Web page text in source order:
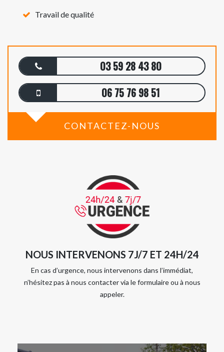
Travail de qualité
03 59 28 43 80
06 75 76 98 51
CONTACTEZ-NOUS
NOUS INTERVENONS 7J/7 ET 24H/24
En cas d’urgence, nous intervenons dans l’immédiat,
n’hésitez pas à nous contacter via le formulaire ou à nous
appeler.